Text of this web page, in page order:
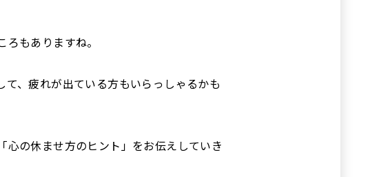
もありますね。
、疲れが出ている方もいらっしゃるかも
の休ませ方のヒント」をお伝えしていき